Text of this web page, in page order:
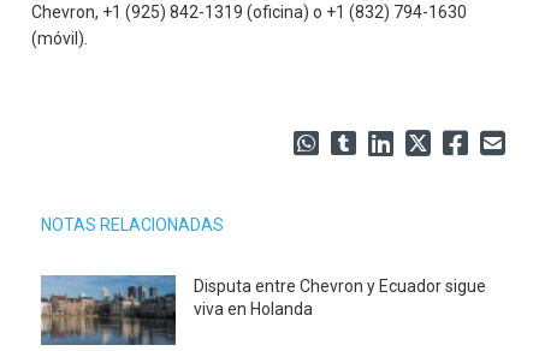
Chevron, +1 (925) 842-1319 (oficina) o +1 (832) 794-1630
(móvil).
NOTAS RELACIONADAS
Disputa entre Chevron y Ecuador sigue
viva en Holanda